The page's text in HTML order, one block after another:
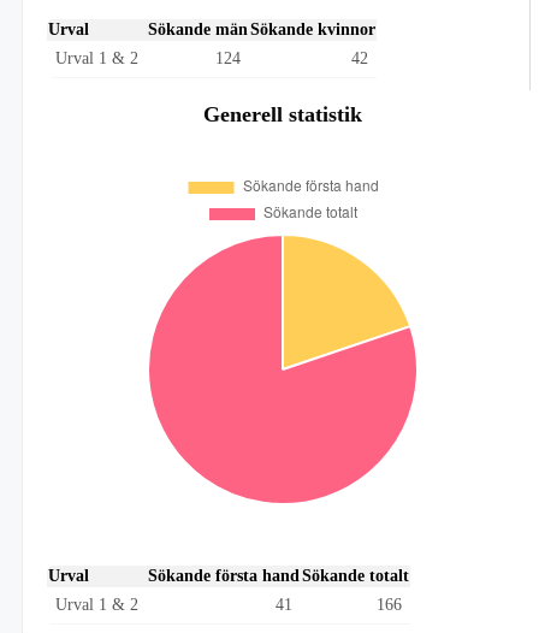
Urval Sökande män Sökande kvinnor
Urval 1 & 2
124 42
Generell statistik
Urval Sökande första hand Sökande totalt
Urval 1 & 2
41 166